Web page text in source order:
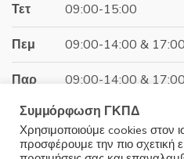
Τετ 09:00-15:00
Πεμ 09:00-14:00 &
Παρ 09:00-14:00 &
Σαβ 09:00-15:00
Κυρ Κλειστά
Συμμόρφωση ΓΚΠΔ
Χρησιμοποιούμε cookies στον
προσφέρουμε την πιο σχετική